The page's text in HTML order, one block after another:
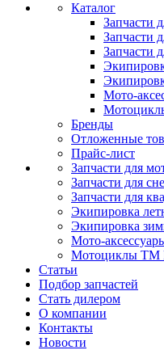
Каталог
Запчасти
Запчасти
Запчасти
Мото-
Бренды
Отложенные
Прайс-лист
Запчасти для
Запчасти для
Запчасти для
Экипировка
Экипировка
Мото-
Мотоциклы TM
Статьи
Подбор запчастей
Стать дилером
О компании
Контакты
Новости